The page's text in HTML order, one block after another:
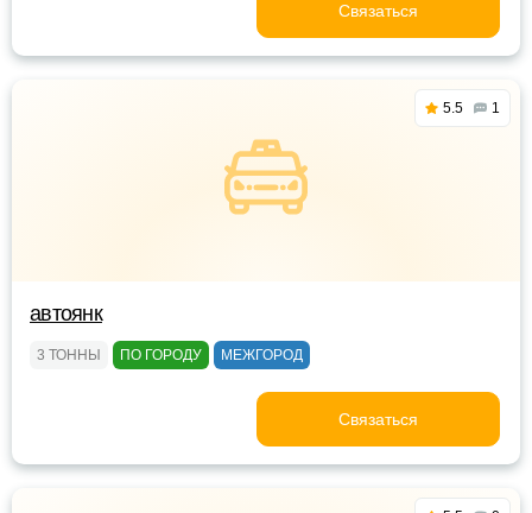
Связаться
5.5 1
автоянк
3 ТОННЫ ПО ГОРОДУ МЕЖГОРОД
Связаться